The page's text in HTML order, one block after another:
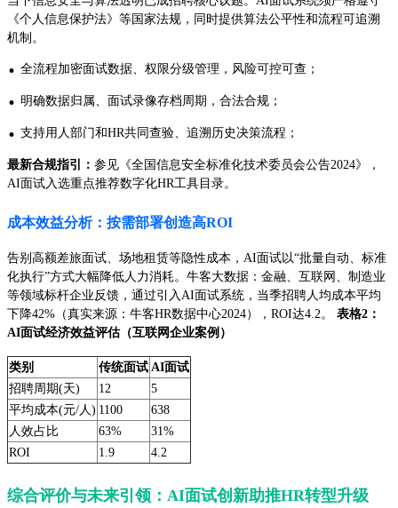
《个人信息保护法》等国家法规，同时提供算法公平性和流程可追溯
机制。
· 全流程加密面试数据、权限分级管理，风险可控可查；
· 明确数据归属、面试录像存档周期，合法合规；
· 支持用人部门和HR共同查验、追溯历史决策流程；
最新合规指引： 参见《全国信息安全标准化技术委员会公告2024》，
AI面试入选重点推荐数字化HR工具目录。
成本效益分析：按需部署创造高ROI
告别高额差旅面试、场地租赁等隐性成本，AI面试以“批量自动、标准
化执行”方式大幅降低人力消耗。牛客大数据：金融、互联网、制造业
等领域标杆企业反馈，通过引入AI面试系统，当季招聘人均成本平均
下降42%（真实来源：牛客HR数据中心2024），ROI达4.2。 表格2：
AI面试经济效益评估（互联网企业案例）
类别 传统面试 AI面试
招聘周期(天)
12
5
平均成本(元/人) 1100
638
人效占比
63%
31%
ROI
1.9 4.2
综合评价与未来引领：AI面试创新助推HR转型升级